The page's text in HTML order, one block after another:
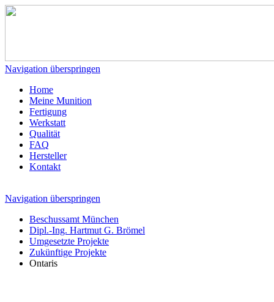
Navigation überspringen
Home
Meine Munition
Fertigung
Werkstatt
Qualität
FAQ
Hersteller
Kontakt
Navigation überspringen
Beschussamt München
Dipl.-Ing. Hartmut G. Brömel
Umgesetzte Projekte
Zukünftige Projekte
Ontaris